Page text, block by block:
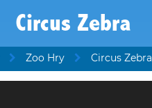
Circus Zebra
Zoo Hry Circus Zebra